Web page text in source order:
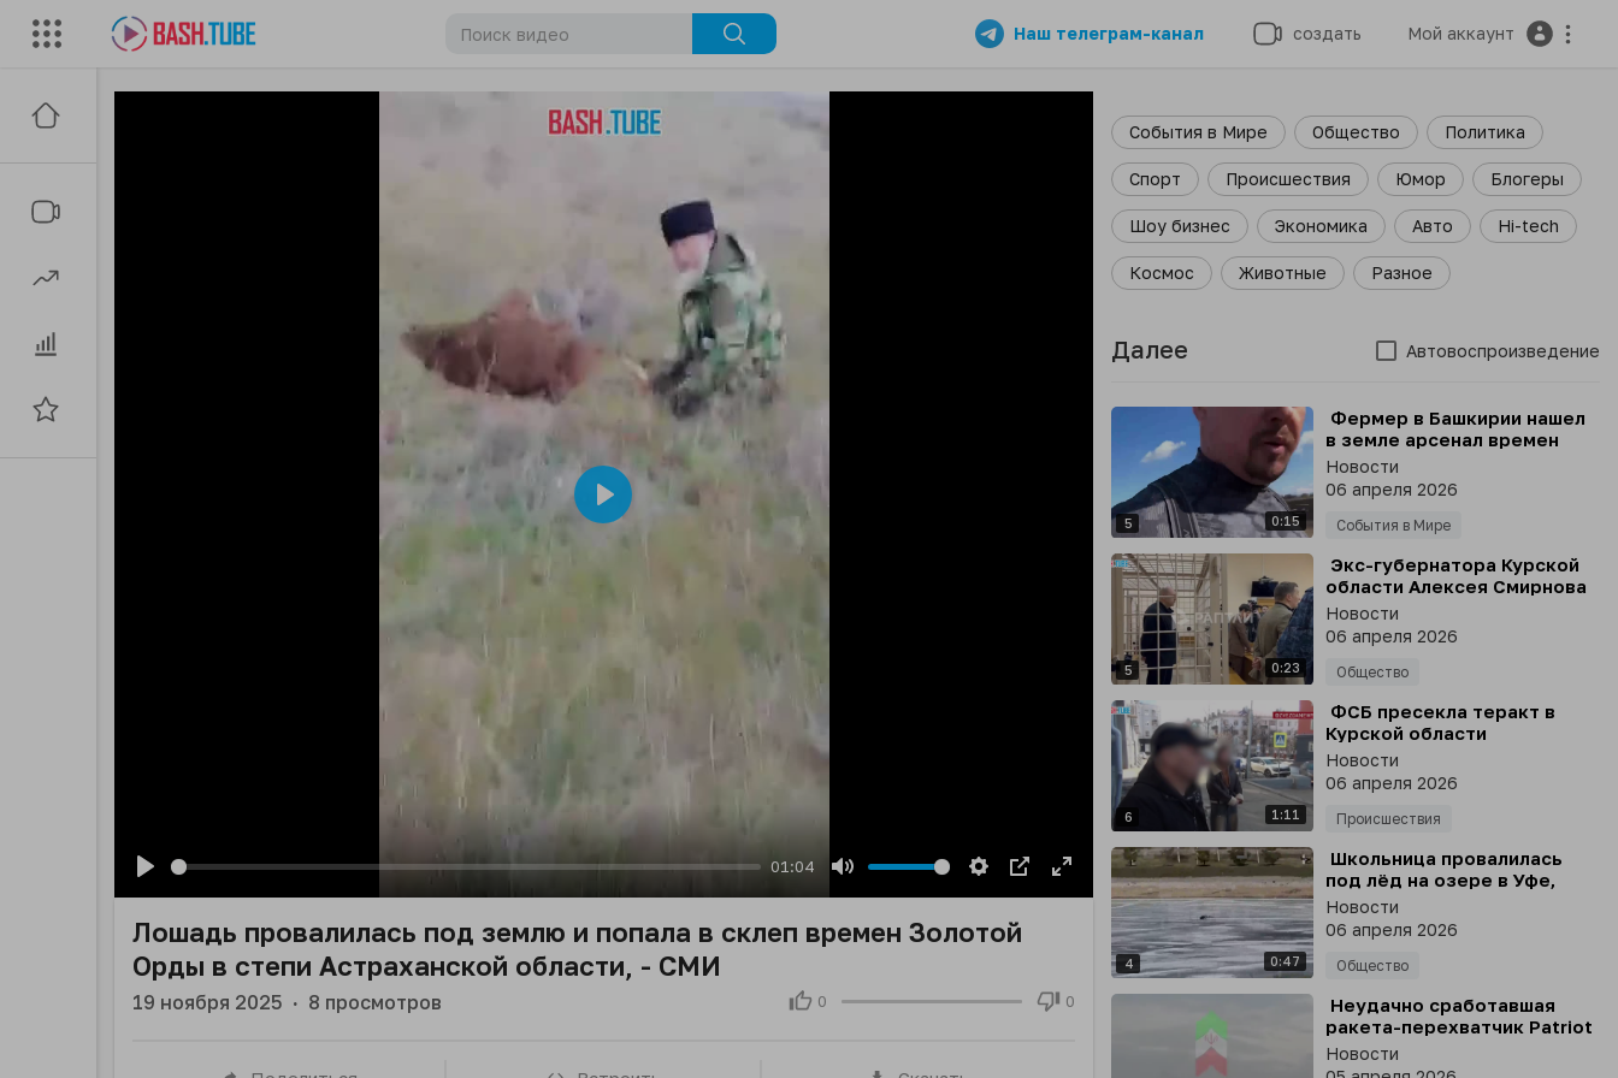
Наш телеграм-канал создать Мой аккаунт
01:04
fullscreen
Play
События в Мире Общество Политика
Спорт Происшествия Юмор Блогеры
Шоу бизнес Экономика Авто Hi-tech
Космос Животные Разное
Далее Автовоспроизведение
5 0:15
⁣ Фермер в Башкирии нашел
в земле арсенал времен
Гражданской войны
Новости
06 апреля 2026
События в Мире
5 0:23
⁣ Экс-губернатора Курской
области Алексея Смирнова
приговорили к 14 годам
колонии строгого режима
Новости
06 апреля 2026
Общество
6 1:11
⁣ ФСБ пресекла теракт в
Курской области
Новости
06 апреля 2026
Происшествия
4 0:47
⁣ Школьница провалилась
под лёд на озере в Уфе,
пытаясь спасти мужчину,
которому стало плохо
Новости
06 апреля 2026
Общество
⁣ Неудачно сработавшая
ракета-перехватчик Patriot
попала в нефтехранилище
компании BAPCO
Новости
Лошадь провалилась под землю и попала в склеп времен Золотой
Орды в степи Астраханской области, - СМИ
0 0
19 ноября 2025 · 8 просмотров